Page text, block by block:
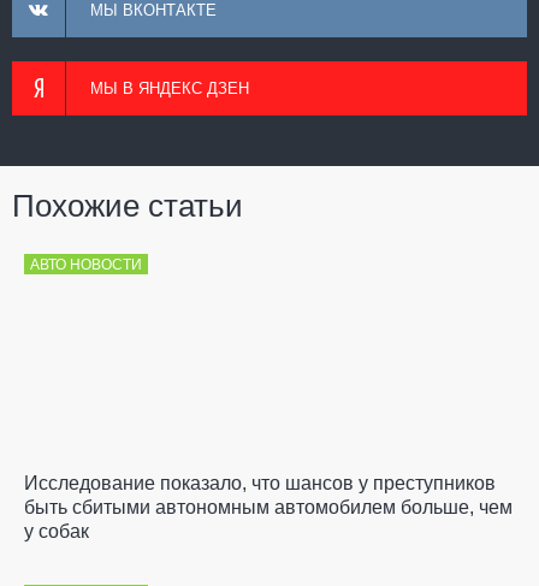
МЫ ВКОНТАКТЕ
МЫ В ЯНДЕКС ДЗЕН
Похожие статьи
АВТО НОВОСТИ
Исследование показало, что шансов у преступников
быть сбитыми автономным автомобилем больше, чем
у собак